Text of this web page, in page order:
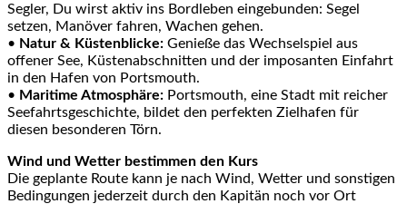
Segler, Du wirst aktiv ins Bordleben eingebunden: Segel
setzen, Manöver fahren, Wachen gehen.
• Natur & Küstenblicke: Genieße das Wechselspiel aus
offener See, Küstenabschnitten und der imposanten Einfahrt
in den Hafen von Portsmouth.
• Maritime Atmosphäre: Portsmouth, eine Stadt mit reicher
Seefahrtsgeschichte, bildet den perfekten Zielhafen für
diesen besonderen Törn.
Wind und Wetter bestimmen den Kurs
Die geplante Route kann je nach Wind, Wetter und sonstigen
Bedingungen jederzeit durch den Kapitän noch vor Ort